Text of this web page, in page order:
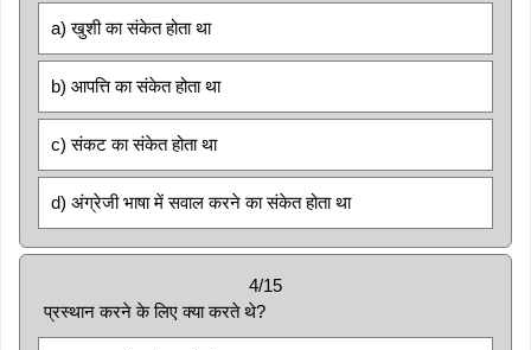
a) खुशी का संकेत होता था
b) आपत्ति का संकेत होता था
c) संकट का संकेत होता था
d) अंग्रेजी भाषा में सवाल करने का संकेत होता था
4/15
प्रस्थान करने के लिए क्या करते थे?